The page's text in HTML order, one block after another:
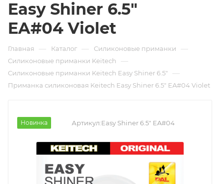
Easy Shiner 6.5"
EA#04 Violet
Главная — Каталог — Силиконовые приманки —
Силиконовые приманки Keitech —
Силиконовые приманки Keitech Easy Shiner 6.5" —
Приманка силиконовая Keitech Easy Shiner 6.5" EA#04 Violet
Новинка Артикул:Easy Shiner 6.5" EA#04